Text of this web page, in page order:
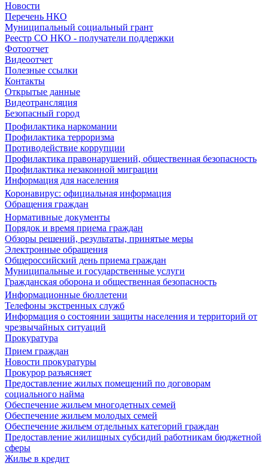
Новости
Перечень НКО
Муниципальный социальный грант
Реестр СО НКО - получатели поддержки
Фотоотчет
Видеоотчет
Полезные ссылки
Контакты
Открытые данные
Видеотрансляция
Безопасный город
Профилактика наркомании
Профилактика терроризма
Противодействие коррупции
Профилактика правонарушений, общественная безопасность
Профилактика незаконной миграции
Информация для населения
Коронавирус: официальная информация
Обращения граждан
Нормативные документы
Порядок и время приема граждан
Обзоры решений, результаты, принятые меры
Электронные обращения
Общероссийский день приема граждан
Муниципальные и государственные услуги
Гражданская оборона и общественная безопасность
Информационные бюллетени
Телефоны экстренных служб
Информация о состоянии защиты населения и территорий от
чрезвычайных ситуаций
Прокуратура
Прием граждан
Новости прокуратуры
Прокурор разъясняет
Предоставление жилых помещений по договорам
социального найма
Обеспечение жильем многодетных семей
Обеспечение жильем молодых семей
Обеспечение жильем отдельных категорий граждан
Предоставление жилищных субсидий работникам бюджетной
сферы
Жилье в кредит